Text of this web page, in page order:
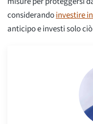
considerandoinvestire
anticipo e investi solo